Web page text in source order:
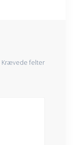
Krævede felter